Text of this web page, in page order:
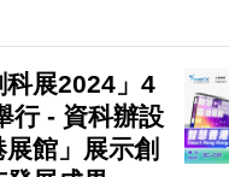
科展2024」4
行 - 資科辦設
館」展示創